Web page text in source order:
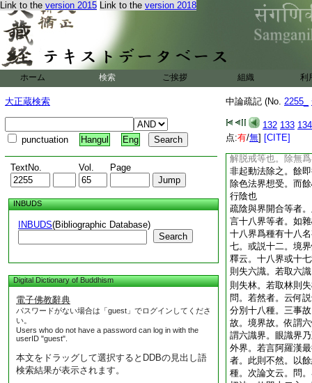
Link to the version 2015 Link to the version 2018
ホーム 検索 ご挨拶 組織 利
大正蔵検索
punctuation Hangul Eng
TextNo. Vol. Page
INBUDS
INBUDS(Bibliographic Database)
Search
Digital Dictionary of Buddhism
電子佛教辭典
パスワードがない場合は「guest」でログインしてくださ
い。
Users who do not have a password can log in with the
userID "guest".
本文をドラッグして選択するとDDBの見出し語
検索結果が表示されます。
中論疏記 (No. 2255_
132 133 134
点:有/無] [CITE]
是廣界入即略。後
准之可悉。言法入
則有三陰。無作三
法界。長行釋云。
入。亦説法界
及無作三無爲。合
以何等故。受想別
輪轉於生死。當知
二種陰。問。五陰
答。五陰雖是行。
行陰非餘。具明如
解脱戒等也。除無
非起動法除之。餘
除色法界想受。而
行陰也
疏陰與界開合等者
言十八界等者。如
十八界爲種有十八
七。或説十二。境
釋云。十八界或十
則失六識。若取六
則失林。若取林則
問。若然者。云何
分別十八種。三事
故。境界故。依謂
謂六識界。眼識界
外界。若言阿羅漢
者。此則不然。以
種。次論文云。問